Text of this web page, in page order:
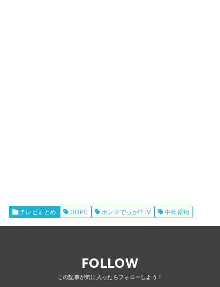
テレビまとめ HOPE ホンマでっか!?TV 中島裕翔
FOLLOW